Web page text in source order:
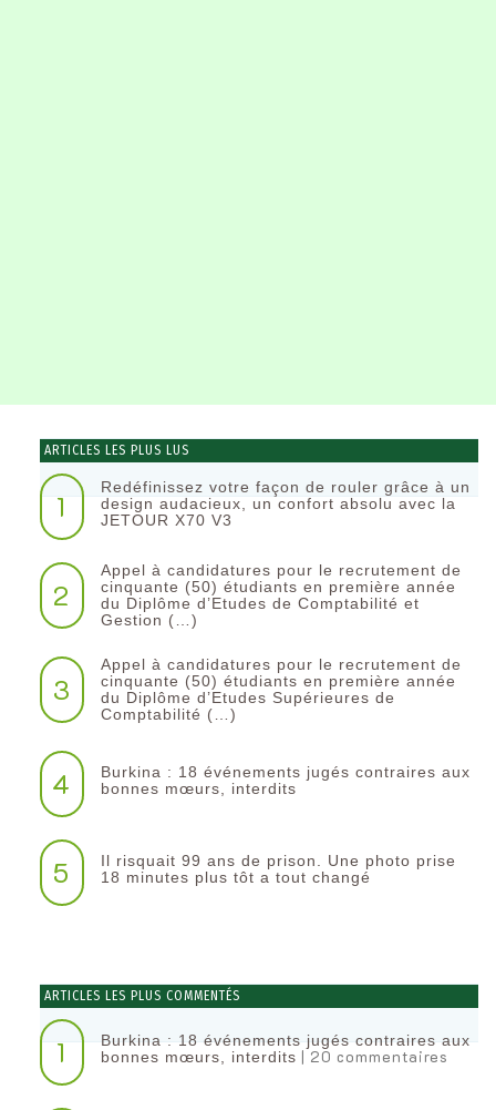
ARTICLES LES PLUS LUS
1
Redéfinissez votre façon de rouler grâce à un
design audacieux, un confort absolu avec la
JETOUR X70 V3
2
Appel à candidatures pour le recrutement de
cinquante (50) étudiants en première année
du Diplôme d’Etudes de Comptabilité et
Gestion (…)
3
Appel à candidatures pour le recrutement de
cinquante (50) étudiants en première année
du Diplôme d’Etudes Supérieures de
Comptabilité (…)
4
Burkina : 18 événements jugés contraires aux
bonnes mœurs, interdits
5
Il risquait 99 ans de prison. Une photo prise
18 minutes plus tôt a tout changé
ARTICLES LES PLUS COMMENTÉS
1
Burkina : 18 événements jugés contraires aux
bonnes mœurs, interdits | 20 commentaires